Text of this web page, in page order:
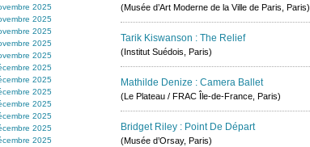
2025
2025
2025
2025
2025
2025
2025
2025
2025
2025
2025
2025
(Musée d’Art Moderne de la Ville de Paris, Paris)
Tarik Kiswanson : The Relief
(Institut Suédois, Paris)
Mathilde Denize : Camera Ballet
(Le Plateau / FRAC Île-de-France, Paris)
Bridget Riley : Point De Départ
(Musée d’Orsay, Paris)